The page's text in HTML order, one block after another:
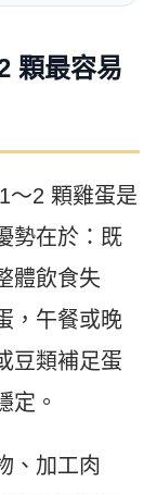
顆最容易
～2 顆雞蛋是
勢在於：既
體飲食失
，午餐或晚
豆類補足蛋
定。
、加工肉